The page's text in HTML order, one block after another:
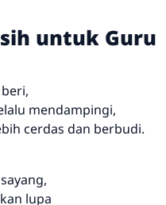
untuk Guru
mendampingi,
cerdas dan berbudi.
lupa